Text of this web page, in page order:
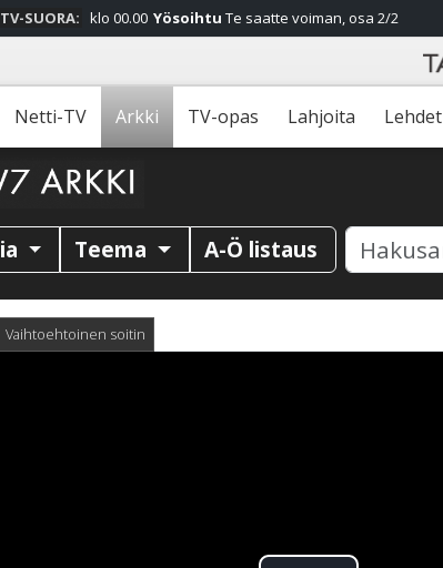
TV-SUORA: klo 00.00 Yösoihtu Te saatte voiman, osa 2/2
Netti-TV Arkki TV-opas Lahjoita Lehdet
Teema A-Ö listaus
Vaihtoehtoinen soitin